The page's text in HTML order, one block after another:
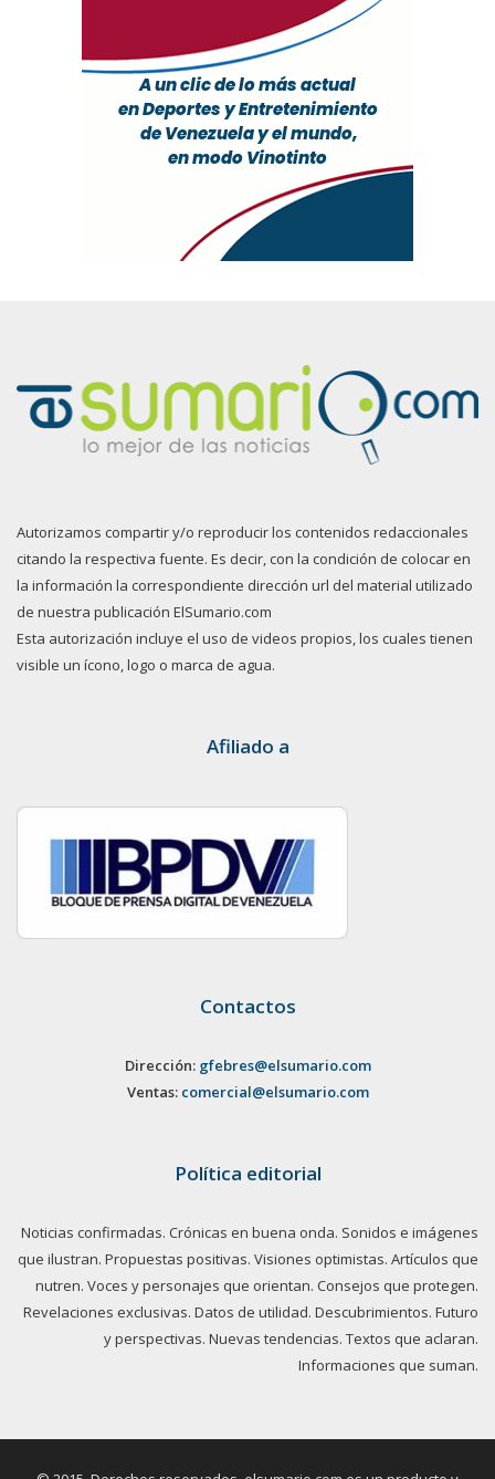
Autorizamos compartir y/o reproducir los contenidos redaccionales
citando la respectiva fuente. Es decir, con la condición de colocar en
la información la correspondiente dirección url del material utilizado
de nuestra publicación ElSumario.com
Esta autorización incluye el uso de videos propios, los cuales tienen
visible un ícono, logo o marca de agua.
Afiliado a
Contactos
Dirección: gfebres@elsumario.com
Ventas: comercial@elsumario.com
Política editorial
Noticias confirmadas. Crónicas en buena onda. Sonidos e imágenes
que ilustran. Propuestas positivas. Visiones optimistas. Artículos que
nutren. Voces y personajes que orientan. Consejos que protegen.
Revelaciones exclusivas. Datos de utilidad. Descubrimientos. Futuro
y perspectivas. Nuevas tendencias. Textos que aclaran.
Informaciones que suman.